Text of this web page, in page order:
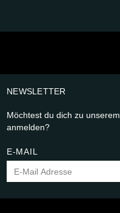
NEWSLETTER
Möchtest du dich zu unserem
anmelden?
E-MAIL